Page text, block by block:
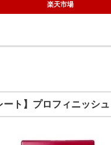
楽天市場
ート】プロフィニッシ